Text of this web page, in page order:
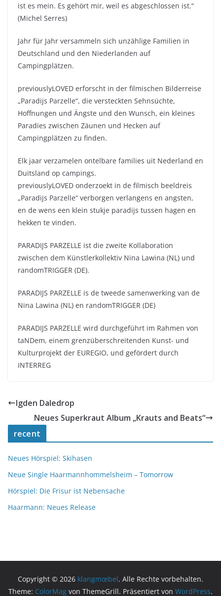
ist es mein. Es gehört mir, weil es abgeschlossen ist.“
(Michel Serres)
Jahr für Jahr versammeln sich unzählige Familien in
Deutschland und den Niederlanden auf
Campingplätzen.
previouslyLOVED erforscht in der filmischen Bilderreise
„Paradijs Parzelle“, die versteckten Sehnsüchte,
Hoffnungen und Ängste und den Wunsch, ein kleines
Paradies zwischen Zäunen und Hecken auf
Campingplätzen zu finden.
Elk jaar verzamelen ontelbare families uit Nederland en
Duitsland op campings.
previouslyLOVED onderzoekt in de filmisch beeldreis
„Paradijs Parzelle“ verborgen verlangens en angsten,
en de wens een klein stukje paradijs tussen hagen en
hekken te vinden.
PARADIJS PARZELLE ist die zweite Kollaboration
zwischen dem Künstlerkollektiv Nina Lawina (NL) und
randomTRIGGER (DE).
PARADIJS PARZELLE is de tweede samenwerking van de
Nina Lawina (NL) en randomTRIGGER (DE)
PARADIJS PARZELLE wird durchgeführt im Rahmen von
taNDem, einem grenzüberschreitenden Kunst- und
Kulturprojekt der EUREGIO, und gefördert durch
INTERREG
Igden Daledrop
Neues Superkraut Album „Krauts and Beats“
recent
Neues Hörspiel: Skihasen
Neue Single Haarmannhommelsheim – Tomorrow
Hörspiel: Die Frisur ist Nebensache
Haarmann: Neues Release
Copyright © 2026 klangmœbel. Alle Rechte vorbehalten.
Theme: ColorMag von ThemeGrill. Präsentiert von WordPress.